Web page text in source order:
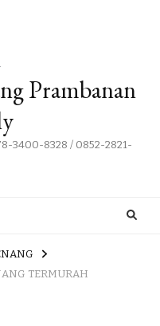
Prambanan
3400-8328 / 0852-2821-
TERMURAH